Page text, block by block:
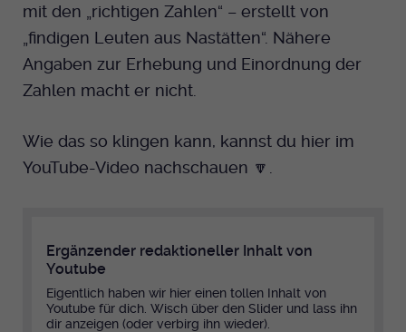
mit den „richtigen Zahlen“ – erstellt von
„findigen Leuten aus Nastätten“. Nähere
Angaben zur Erhebung und Einordnung der
Zahlen macht er nicht.
Wie das so klingen kann, kannst du hier im
YouTube-Video nachschauen ­🔽.
Ergänzender redaktioneller Inhalt von
Youtube
Eigentlich haben wir hier einen tollen Inhalt von
Youtube für dich. Wisch über den Slider und lass ihn
dir anzeigen (oder verbirg ihn wieder).